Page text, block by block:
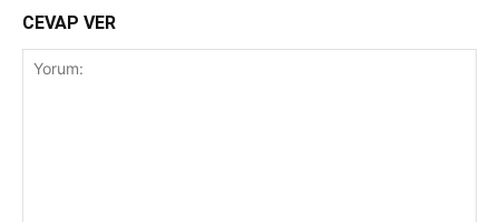
CEVAP VER